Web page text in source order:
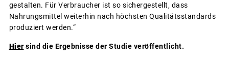
gestalten. Für Verbraucher ist so sichergestellt, dass
Nahrungsmittel weiterhin nach höchsten Qualitätsstandards
produziert werden.“
Hiersind die Ergebnisse der Studie veröffentlicht.